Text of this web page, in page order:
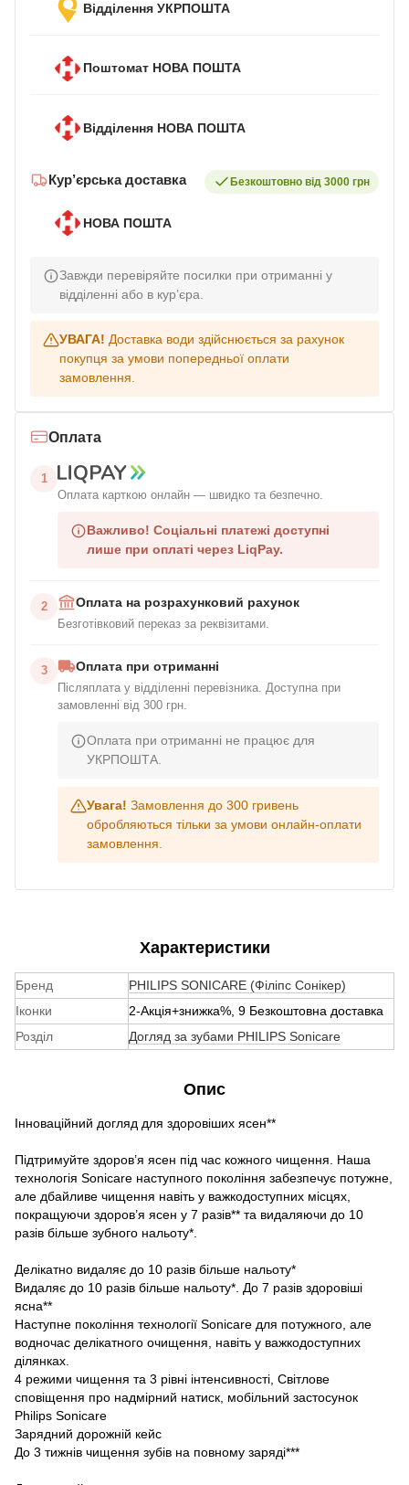
Відділення УКРПОШТА
Поштомат НОВА ПОШТА
Відділення НОВА ПОШТА
Кур’єрська доставка Безкоштовно від 3000 грн
НОВА ПОШТА
Завжди перевіряйте посилки при отриманні у
відділенні або в кур’єра.
УВАГА! Доставка води здійснюється за рахунок
покупця за умови попередньої оплати
замовлення.
Оплата
1
Оплата карткою онлайн — швидко та безпечно.
Важливо! Соціальні платежі доступні
лише при оплаті через LiqPay.
2 Оплата на розрахунковий рахунок
Безготівковий переказ за реквізитами.
3 Оплата при отриманні
Післяплата у відділенні перевізника. Доступна при
замовленні від 300 грн.
Оплата при отриманні не працює для
УКРПОШТА.
Увага! Замовлення до 300 гривень
обробляються тільки за умови онлайн-оплати
замовлення.
Характеристики
Бренд
PHILIPS SONICARE (Філіпс Сонікер)
Іконки
2-Акція+знижка%, 9 Безкоштовна доставка
Розділ
Догляд за зубами PHILIPS Sonicare
Опис
Інноваційний догляд для здоровіших ясен**
Підтримуйте здоров’я ясен під час кожного чищення. Наша
технологія Sonicare наступного покоління забезпечує потужне,
але дбайливе чищення навіть у важкодоступних місцях,
покращуючи здоров’я ясен у 7 разів** та видаляючи до 10
разів більше зубного нальоту*.
Делікатно видаляє до 10 разів більше нальоту*
Видаляє до 10 разів більше нальоту*. До 7 разів здоровіші
ясна**
Наступне покоління технології Sonicare для потужного, але
водночас делікатного очищення, навіть у важкодоступних
ділянках.
4 режими чищення та 3 рівні інтенсивності, Світлове
сповіщення про надмірний натиск, мобільний застосунок
Philips Sonicare
Зарядний дорожній кейс
До 3 тижнів чищення зубів на повному заряді***